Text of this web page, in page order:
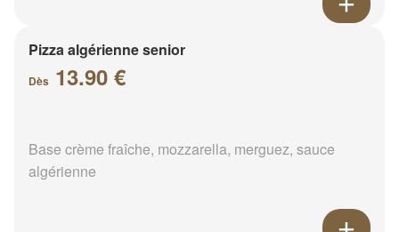
Pizza algérienne senior
Dès 13.90 €
Base crème fraîche, mozzarella, merguez, sauce
algérienne